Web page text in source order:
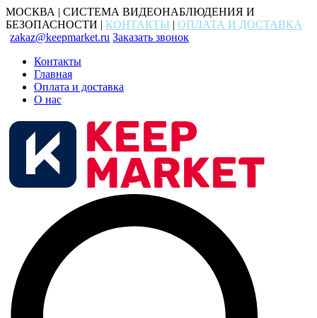
МОСКВА | СИСТЕМА ВИДЕОНАБЛЮДЕНИЯ И
БЕЗОПАСНОСТИ | КОНТАКТЫ | ОПЛАТА И ДОСТАВКА
zakaz@keepmarket.ru Заказать звонок
Контакты
Главная
Оплата и доставка
О нас